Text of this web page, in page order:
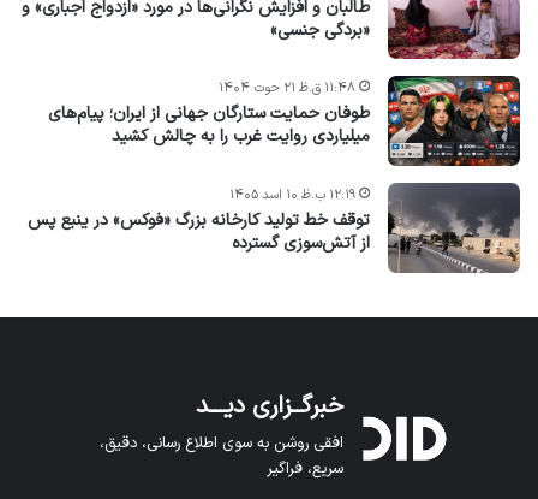
طالبان و افزایش نگرانی‌ها در مورد «ازدواج اجباری» و
«بردگی جنسی»
طوفان حمایت ستارگان جهانی از ایران؛ پیام‌های
میلیاردی روایت غرب را به چالش کشید
۱۱:۴۸ ق.ظ ۲۱ حوت ۱۴۰۴
توقف خط تولید کارخانه بزرگ «فوکس» در ینبع پس
از آتش‌سوزی گسترده
۱۲:۱۹ ب.ظ ۱۰ اسد ۱۴۰۵
خبرگــزاری دیـــد
افقی روشن به سوی اطلاع رسانی، دقیق،
سریع، فراگیر